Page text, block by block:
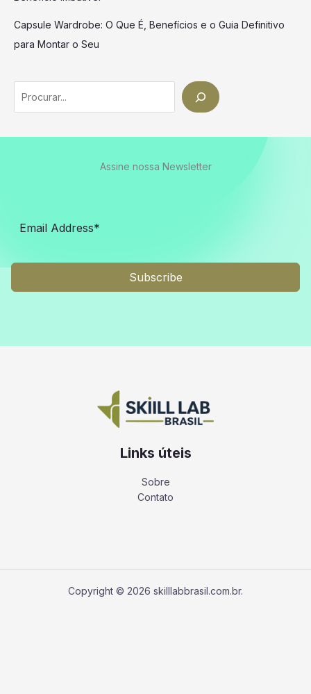
Capsule Wardrobe: O Que É, Benefícios e o Guia Definitivo
para Montar o Seu
Assine nossa Newsletter
Subscribe
Links úteis
Sobre
Contato
Copyright © 2026 skilllabbrasil.com.br.